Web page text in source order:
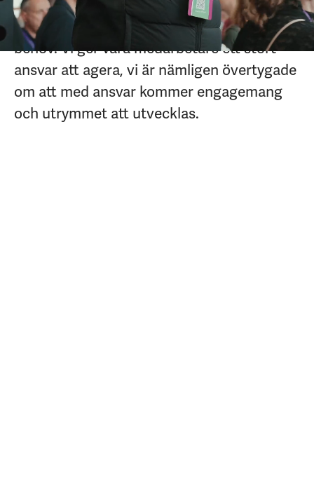
Vi tror på att ta beslut nära våra kunder, för
det är då som vi verkligen förstår deras
behov. Vi ger våra medarbetare ett stort
ansvar att agera, vi är nämligen övertygade
om att med ansvar kommer engagemang
och utrymmet att utvecklas.